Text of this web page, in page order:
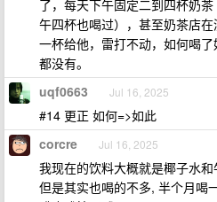
了，每天下午固定二到四杯奶
午四杯也喝过），甚至奶茶店
一杯给他，雷打不动，如何喝
都没有。
uqf0663 Jul 16, 2025
#14 更正 如何=>如此
corcre Jul 16, 2025
我现在的饮料大概就是椰子水
但是其实也喝的不多, 半个月喝